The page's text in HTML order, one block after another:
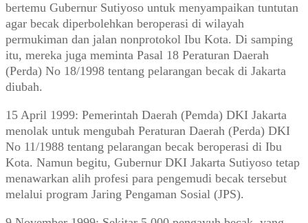
bertemu Gubernur Sutiyoso untuk menyampaikan tuntutan
agar becak diperbolehkan beroperasi di wilayah
permukiman dan jalan nonprotokol Ibu Kota. Di samping
itu, mereka juga meminta Pasal 18 Peraturan Daerah
(Perda) No 18/1998 tentang pelarangan becak di Jakarta
diubah.
15 April 1999: Pemerintah Daerah (Pemda) DKI Jakarta
menolak untuk mengubah Peraturan Daerah (Perda) DKI
No 11/1988 tentang pelarangan becak beroperasi di Ibu
Kota. Namun begitu, Gubernur DKI Jakarta Sutiyoso tetap
menawarkan alih profesi para pengemudi becak tersebut
melalui program Jaring Pengaman Sosial (JPS).